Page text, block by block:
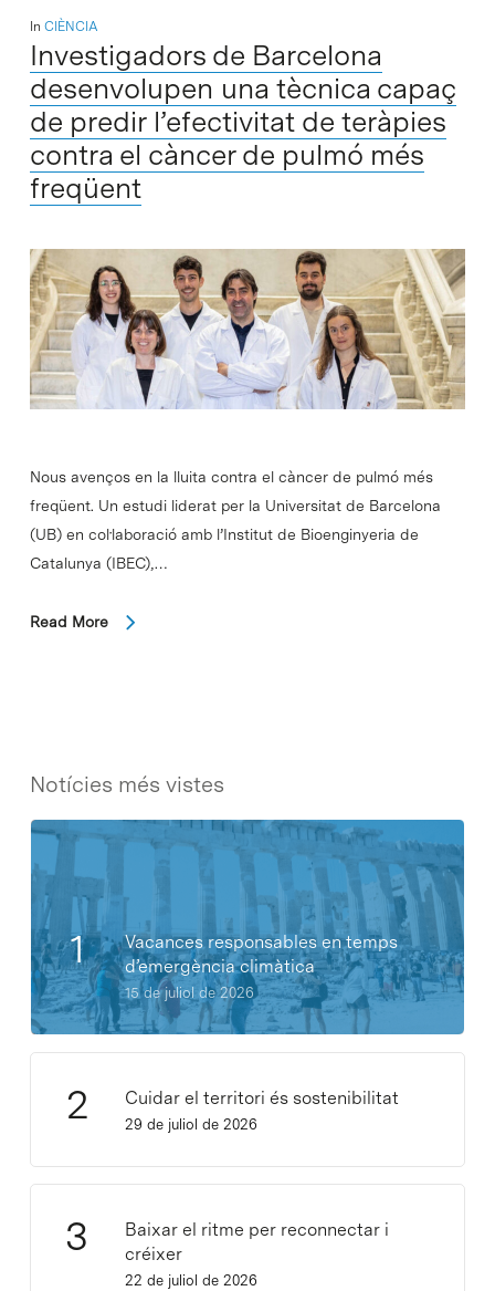
In CIÈNCIA
Investigadors de Barcelona
desenvolupen una tècnica capaç
de predir l’efectivitat de teràpies
contra el càncer de pulmó més
freqüent
Nous avenços en la lluita contra el càncer de pulmó més
freqüent. Un estudi liderat per la Universitat de Barcelona
(UB) en col·laboració amb l’Institut de Bioenginyeria de
Catalunya (IBEC),…
Read More
Notícies més vistes
Vacances responsables en temps
d’emergència climàtica
15 de juliol de 2026
Cuidar el territori és sostenibilitat
29 de juliol de 2026
Baixar el ritme per reconnectar i
créixer
22 de juliol de 2026